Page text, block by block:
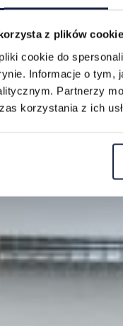
z plików cookie
cookie do
Informacje o tym,
Partnerzy
korzystania z ich